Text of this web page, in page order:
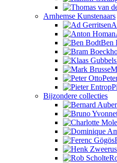
Arnhemse Kunstenaars
Ben
Bijzondere collecties